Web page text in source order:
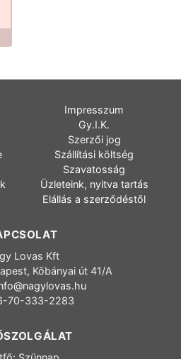
Impresszum
Gy.I.K.
Szerzői jog
Szállítási költség
Szavatosság
Üzleteink, nyitva tartás
Elállás a szerződéstől
Lovas Kft
Kőbányai út 41/A
70-333-2283